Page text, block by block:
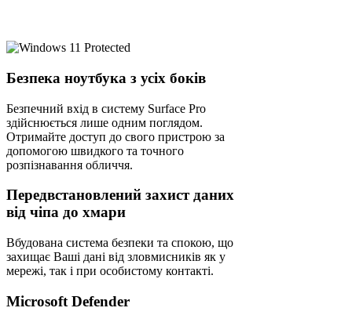
Безпека ноутбука з усіх боків
Безпечний вхід в систему Surface Pro
здійснюється лише одним поглядом.
Отримайте доступ до свого пристрою за
допомогою швидкого та точного
розпізнавання обличчя.
Передвстановлений захист даних
від чіпа до хмари
Вбудована система безпеки та спокою, що
захищає Ваші дані від зловмисників як у
мережі, так і при особистому контакті.
Microsoft Defender